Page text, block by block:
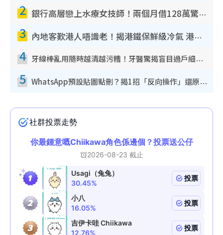
2 銀行高層戀上水療女技師！兩個月借128萬驚覺「沉船」沉落火海 揭背後疑似邪教操控賣淫
3 內地客歎港人唔識老！揭港鐵保鮮級冷氣 港人求放過：咪投訴
4 牙線棒亂用隨時越清越污糟！牙醫驚揭盲目過戶細菌恐致蛀牙：呢種先係日常真保養
5 WhatsApp預設貼圖點刪？揭1招「反向操作」還原簡潔介面 附3步實測教學